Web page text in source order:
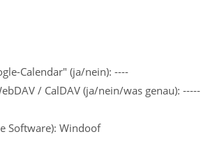
Calendar" (ja/nein): ----
/ CalDAV (ja/nein/was genau): -----
Software): Windoof